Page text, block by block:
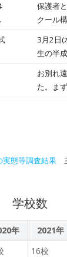
授業参
ただき
うにな
護者も
た。子
見られ
り切っ
で深い
り～ユ
の考え
す。今
中心と
ました
す発問
がらト
た。授
いて担
いる姿
保護者
クール
「
タブレ
学習を
16 日は
の手順
レビ会
級に挑
3月2日(
生の半
番にス
イロノ
になり
ってがん
お別れ
た。ま
披露。
でのメ
生との
て６年
を出し
実態等調査結果
学校数
年 2021年
16校